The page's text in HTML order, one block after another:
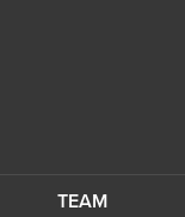
TEAM